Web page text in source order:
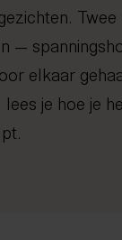
—
elkaar
je hoe je